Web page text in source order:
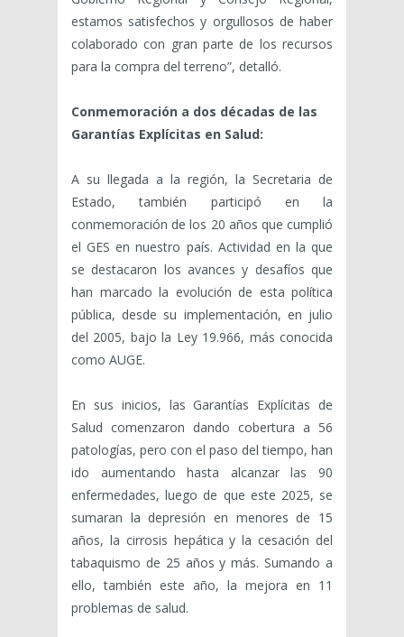
estamos satisfechos y orgullosos de haber
colaborado con gran parte de los recursos
para la compra del terreno”, detalló.
Conmemoración a dos décadas de las
Garantías Explícitas en Salud:
A su llegada a la región, la Secretaria de
Estado, también participó en la
conmemoración de los 20 años que cumplió
el GES en nuestro país. Actividad en la que
se destacaron los avances y desafíos que
han marcado la evolución de esta política
pública, desde su implementación, en julio
del 2005, bajo la Ley 19.966, más conocida
como AUGE.
En sus inicios, las Garantías Explícitas de
Salud comenzaron dando cobertura a 56
patologías, pero con el paso del tiempo, han
ido aumentando hasta alcanzar las 90
enfermedades, luego de que este 2025, se
sumaran la depresión en menores de 15
años, la cirrosis hepática y la cesación del
tabaquismo de 25 años y más. Sumando a
ello, también este año, la mejora en 11
problemas de salud.